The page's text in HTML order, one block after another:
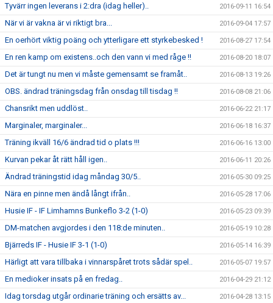
Tyvärr ingen leverans i 2:dra (idag heller).. 2016-09-11 16:54
När vi är vakna är vi riktigt bra... 2016-09-04 17:57
En oerhört viktig poäng och ytterligare ett styrkebesked ! 2016-08-27 17:54
En ren kamp om existens..och den vann vi med råge !! 2016-08-20 18:07
Det är tungt nu men vi måste gemensamt se framåt.. 2016-08-13 19:26
OBS. ändrad träningsdag från onsdag till tisdag !! 2016-08-08 21:06
Chansrikt men uddlöst.. 2016-06-22 21:17
Marginaler, marginaler... 2016-06-18 16:37
Träning ikväll 16/6 ändrad tid o plats !!! 2016-06-16 13:00
Kurvan pekar åt rätt håll igen.. 2016-06-11 20:26
Ändrad träningstid idag måndag 30/5.. 2016-05-30 09:25
Nära en pinne men ändå långt ifrån.. 2016-05-28 17:06
Husie IF - IF Limhamns Bunkeflo 3-2 (1-0) 2016-05-23 09:39
DM-matchen avgjordes i den 118:de minuten.. 2016-05-19 10:28
Bjärreds IF - Husie IF 3-1 (1-0) 2016-05-14 16:39
Härligt att vara tillbaka i vinnarspåret trots sådär spel.. 2016-05-07 19:57
En medioker insats på en fredag.. 2016-04-29 21:12
Idag torsdag utgår ordinarie träning och ersätts av... 2016-04-28 13:15